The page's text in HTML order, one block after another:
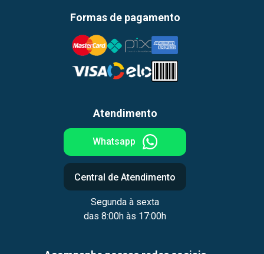
Formas de pagamento
Atendimento
Whatsapp
Central de Atendimento
Segunda à sexta
das 8:00h às 17:00h